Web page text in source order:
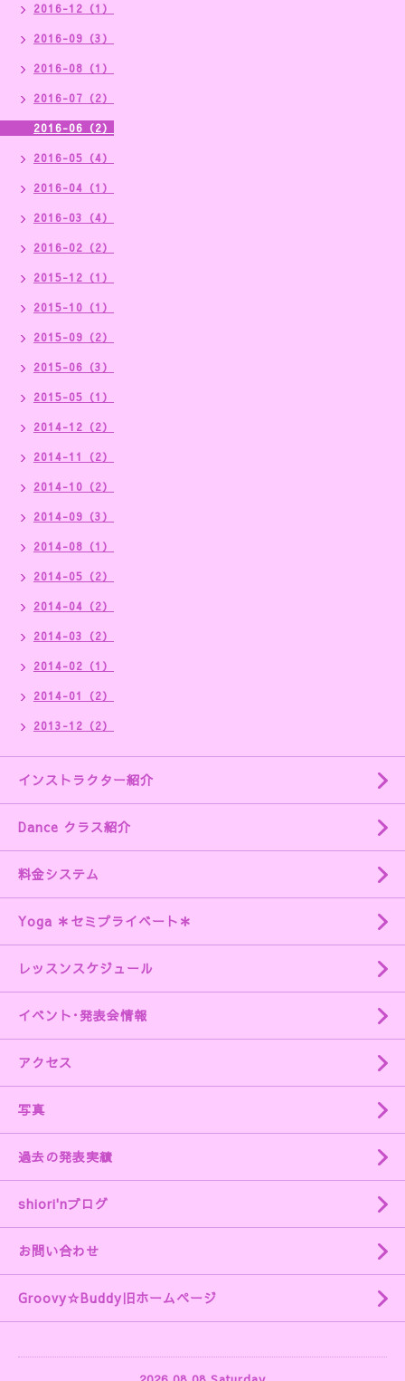
2016-12（1）
2016-09（3）
2016-08（1）
2016-07（2）
2016-06（2）
2016-05（4）
2016-04（1）
2016-03（4）
2016-02（2）
2015-12（1）
2015-10（1）
2015-09（2）
2015-06（3）
2015-05（1）
2014-12（2）
2014-11（2）
2014-10（2）
2014-09（3）
2014-08（1）
2014-05（2）
2014-04（2）
2014-03（2）
2014-02（1）
2014-01（2）
2013-12（2）
インストラクター紹介
Dance クラス紹介
料金システム
Yoga ＊セミプライベート＊
レッスンスケジュール
イベント･発表会情報
アクセス
写真
過去の発表実績
shiori'nブログ
お問い合わせ
Groovy☆Buddy旧ホームページ